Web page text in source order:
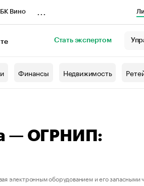
Вино
Стать экспертом
Финансы Недвижимость
— ОГРНИП:
электронным оборудованием и его запасными